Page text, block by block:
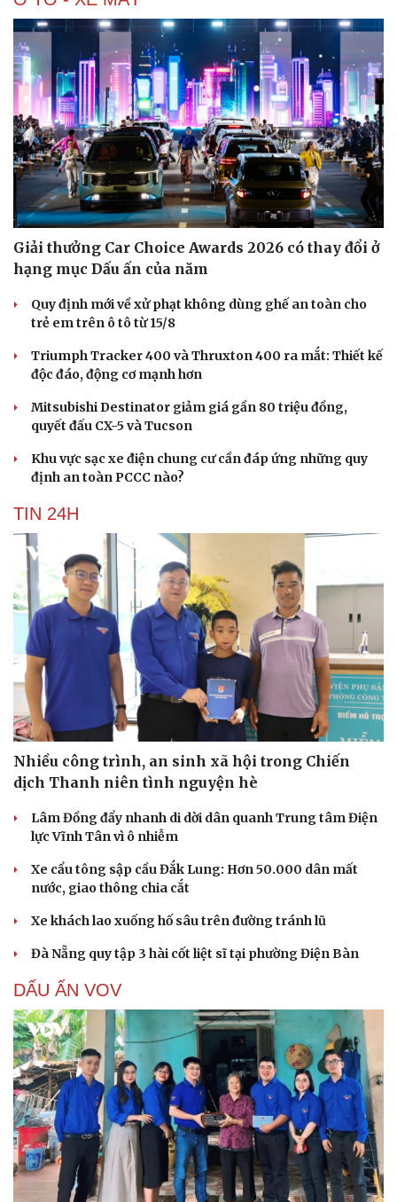
check-in
Kể chuyện cho bé
Hạt giống tâm hồn
Cải chính
Giải thưởng Car Choice Awards 2026 có thay đổi ở
hạng mục Dấu ấn của năm
Quy định mới về xử phạt không dùng ghế an toàn cho
trẻ em trên ô tô từ 15/8
Triumph Tracker 400 và Thruxton 400 ra mắt: Thiết kế
độc đáo, động cơ mạnh hơn
Mitsubishi Destinator giảm giá gần 80 triệu đồng,
quyết đấu CX-5 và Tucson
Khu vực sạc xe điện chung cư cần đáp ứng những quy
định an toàn PCCC nào?
TIN 24H
Nhiều công trình, an sinh xã hội trong Chiến
dịch Thanh niên tình nguyện hè
Lâm Đồng đẩy nhanh di dời dân quanh Trung tâm Điện
lực Vĩnh Tân vì ô nhiễm
Xe cẩu tông sập cầu Đắk Lung: Hơn 50.000 dân mất
nước, giao thông chia cắt
Xe khách lao xuống hố sâu trên đường tránh lũ
Đà Nẵng quy tập 3 hài cốt liệt sĩ tại phường Điện Bàn
DẤU ẤN VOV